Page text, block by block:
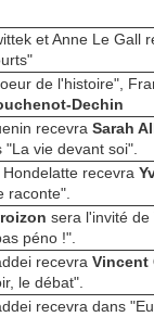
et Anne Le Gall
de l'histoire",
Dechin
recevra Sarah
"La vie devant soi".
recevra
raconte".
sera l'invité
péno !".
recevra Vincent
le débat".
recevra dans